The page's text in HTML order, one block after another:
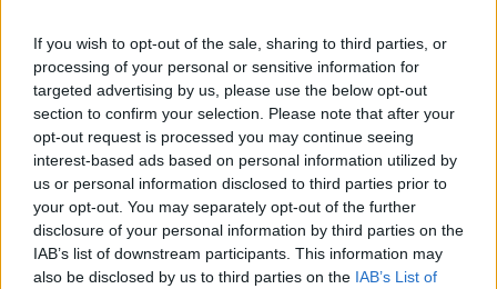
If you wish to opt-out of the sale, sharing to third parties, or
processing of your personal or sensitive information for
targeted advertising by us, please use the below opt-out
section to confirm your selection. Please note that after your
opt-out request is processed you may continue seeing
interest-based ads based on personal information utilized by
us or personal information disclosed to third parties prior to
your opt-out. You may separately opt-out of the further
disclosure of your personal information by third parties on the
IAB’s list of downstream participants. This information may
also be disclosed by us to third parties on the IAB’s List of